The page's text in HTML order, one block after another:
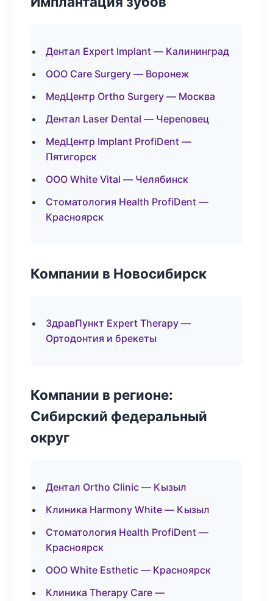
Дентал Expert Implant — Калининград
ООО Care Surgery — Воронеж
МедЦентр Ortho Surgery — Москва
Дентал Laser Dental — Череповец
МедЦентр Implant ProfiDent —
Пятигорск
ООО White Vital — Челябинск
Стоматология Health ProfiDent —
Красноярск
Компании в Новосибирск
ЗдравПункт Expert Therapy —
Ортодонтия и брекеты
Компании в регионе:
Сибирский федеральный
округ
Дентал Ortho Clinic — Кызыл
Клиника Harmony White — Кызыл
Стоматология Health ProfiDent —
Красноярск
ООО White Esthetic — Красноярск
Клиника Therapy Care —